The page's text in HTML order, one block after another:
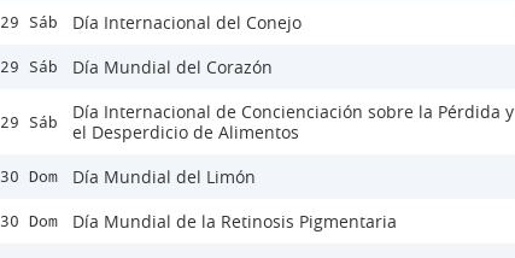
29 Sáb Día Internacional del Conejo
29 Sáb Día Mundial del Corazón
29 Sáb
Día Internacional de Concienciación sobre la Pérdida y
el Desperdicio de Alimentos
30 Dom Día Mundial del Limón
30 Dom Día Mundial de la Retinosis Pigmentaria